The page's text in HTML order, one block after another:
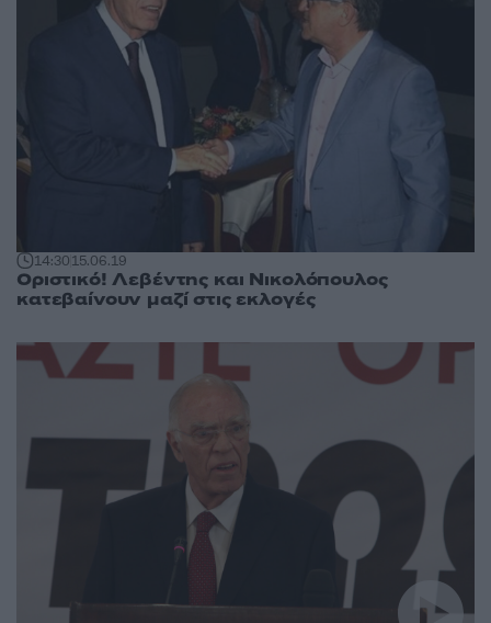
14:3015.06.19
Οριστικό! Λεβέντης και Νικολόπουλος
κατεβαίνουν μαζί στις εκλογές